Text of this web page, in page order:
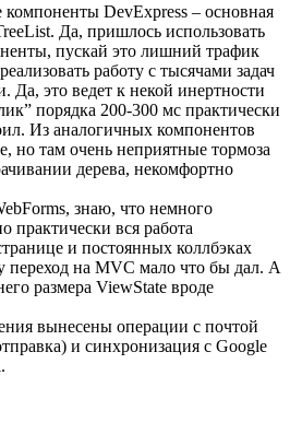
DevExpress – основная
Да, пришлось использовать
пускай это лишний трафик
работу с тысячами задач
это ведет к некой инертности
порядка 200-300 мс практически
Из аналогичных компонентов
но там очень неприятные тормоза
дерева, некомфортно
знаю, что немного
практически вся работа
и постоянных коллбэках
переход на MVC мало что бы дал. А
размера ViewState вроде
вынесены операции с почтой
и синхронизация с Google